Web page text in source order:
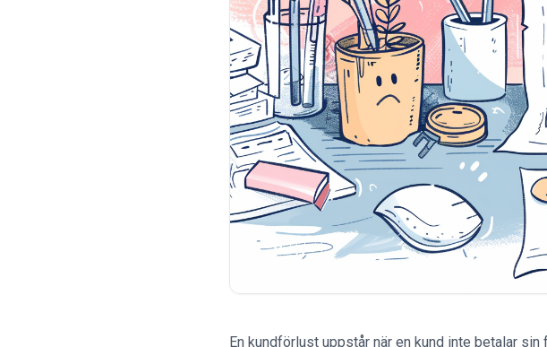
En kundförlust uppstår när en kund inte betalar